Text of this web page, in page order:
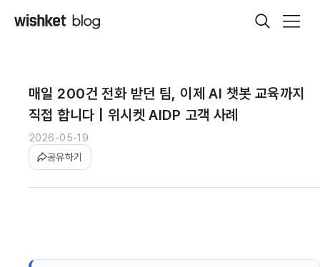
매일 200건 전화 받던 팀, 이제 AI 챗봇 교육까지
직접 합니다 | 위시켓 AIDP 고객 사례
2026-05-19
공유하기